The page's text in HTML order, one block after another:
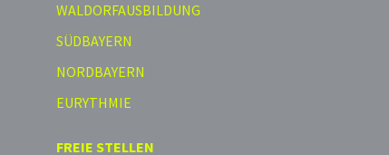
WALDORFAUSBILDUNG
SÜDBAYERN
NORDBAYERN
EURYTHMIE
FREIE STELLEN